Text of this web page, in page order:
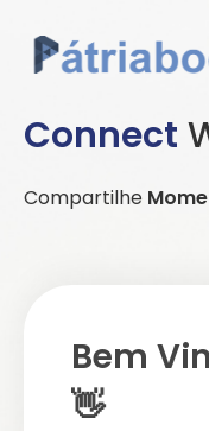
Connect
Compartilhe
Bem
👋